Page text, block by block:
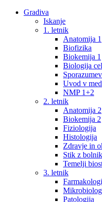
Gradiva
Iskanje
1. letnik
Anatomija 1
Biofizika
Biokemija 1
Biologija
Uvod v
NMP 1+2
2. letnik
Anatomija 2
Biokemija 2
Fiziologija
Histologija
Zdravje in
Stik z
Temelji
3. letnik
Patologija